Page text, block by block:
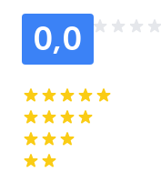
0,0
5-star reviews
4-star reviews
3-star reviews
2-star reviews